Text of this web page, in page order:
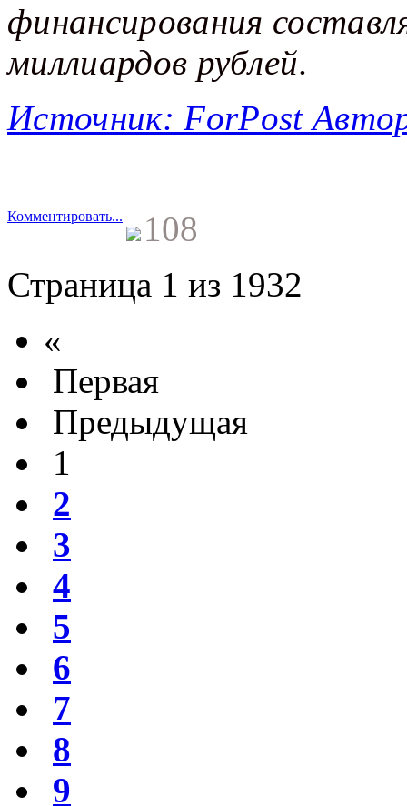
финансирования
миллиардов рублей.
Источник: ForPost
Комментировать...
108
Страница 1 из 1932
«
Первая
Предыдущая
1
2
3
4
5
6
7
8
9